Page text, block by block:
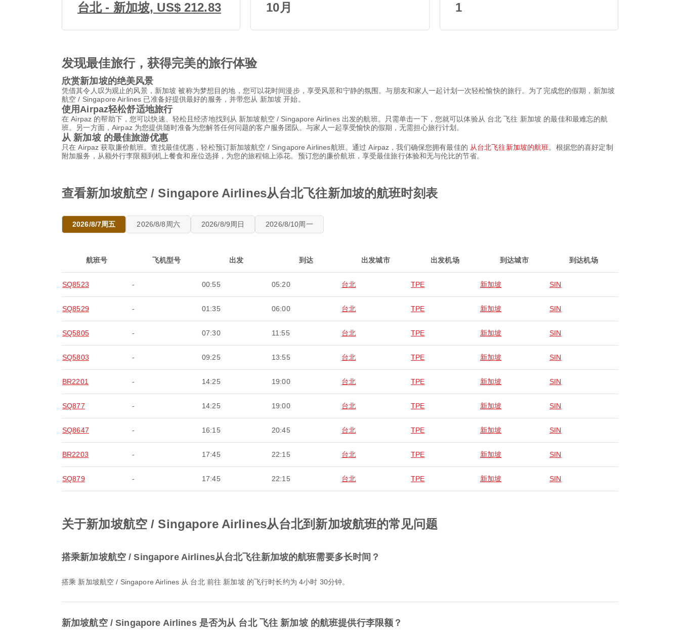
台北 - 新加坡, US$ 212.83 10月 1
发现最佳旅行，获得完美的旅行体验
欣赏新加坡的绝美风景
凭借其令人叹为观止的风景，新加坡 被称为梦想目的地，您可以花时间漫步，享受风景和宁静的氛围。与朋友和家人一起计划一次轻松愉快的旅行。为了完成您的假期，新加坡
航空 / Singapore Airlines 已准备好提供最好的服务，并带您从 新加坡 开始。
使用Airpaz轻松舒适地旅行
在 Airpaz 的帮助下，您可以快速、轻松且经济地找到从 新加坡航空 / Singapore Airlines 出发的航班。只需单击一下，您就可以体验从 台北 飞往 新加坡 的最佳和最难忘的航
班。另一方面，Airpaz 为您提供随时准备为您解答任何问题的客户服务团队。与家人一起享受愉快的假期，无需担心旅行计划。
从 新加坡 的最佳旅游优惠
只在 Airpaz 获取廉价航班。查找最佳优惠，轻松预订新加坡航空 / Singapore Airlines航班。通过 Airpaz，我们确保您拥有最佳的 从台北飞往新加坡的航班。根据您的喜好定制
附加服务，从额外行李限额到机上餐食和座位选择，为您的旅程锦上添花。预订您的廉价航班，享受最佳旅行体验和无与伦比的节省。
查看新加坡航空 / Singapore Airlines从台北飞往新加坡的航班时刻表
2026/8/7周五 2026/8/8周六 2026/8/9周日 2026/8/10周一
航班号 飞机型号 出发 到达 出发城市 出发机场 到达城市 到达机场
SQ8523 - 00:55 05:20 台北 TPE 新加坡 SIN
SQ8529 - 01:35 06:00 台北 TPE 新加坡 SIN
SQ5805 - 07:30 11:55 台北 TPE 新加坡 SIN
SQ5803 - 09:25 13:55 台北 TPE 新加坡 SIN
BR2201 - 14:25 19:00 台北 TPE 新加坡 SIN
SQ877 - 14:25 19:00 台北 TPE 新加坡 SIN
SQ8647 - 16:15 20:45 台北 TPE 新加坡 SIN
BR2203 - 17:45 22:15 台北 TPE 新加坡 SIN
SQ879 - 17:45 22:15 台北 TPE 新加坡 SIN
关于新加坡航空 / Singapore Airlines从台北到新加坡航班的常见问题
搭乘新加坡航空 / Singapore Airlines从台北飞往新加坡的航班需要多长时间？
搭乘 新加坡航空 / Singapore Airlines 从 台北 前往 新加坡 的飞行时长约为 4小时 30分钟。
新加坡航空 / Singapore Airlines 是否为从 台北 飞往 新加坡 的航班提供行李限额？